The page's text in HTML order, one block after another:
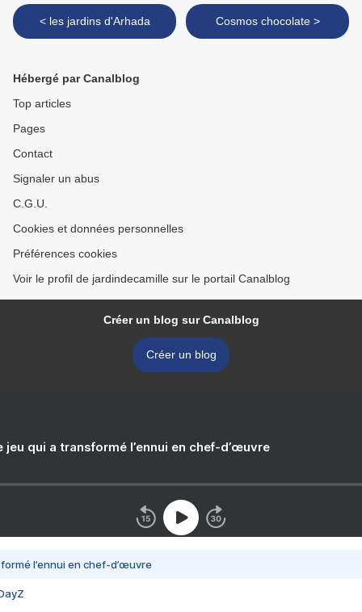
< les jardins d'Arhada Cosmos chocolate >
Hébergé par Canalblog
Top articles
Pages
Contact
Signaler un abus
C.G.U.
Cookies et données personnelles
Préférences cookies
Voir le profil de jardindecamille sur le portail Canalblog
Créer un blog sur Canalblog
Créer un blog
jeu qui a transformé l’ennui en chef-d’œuvre
l’ennui en chef-d’œuvre